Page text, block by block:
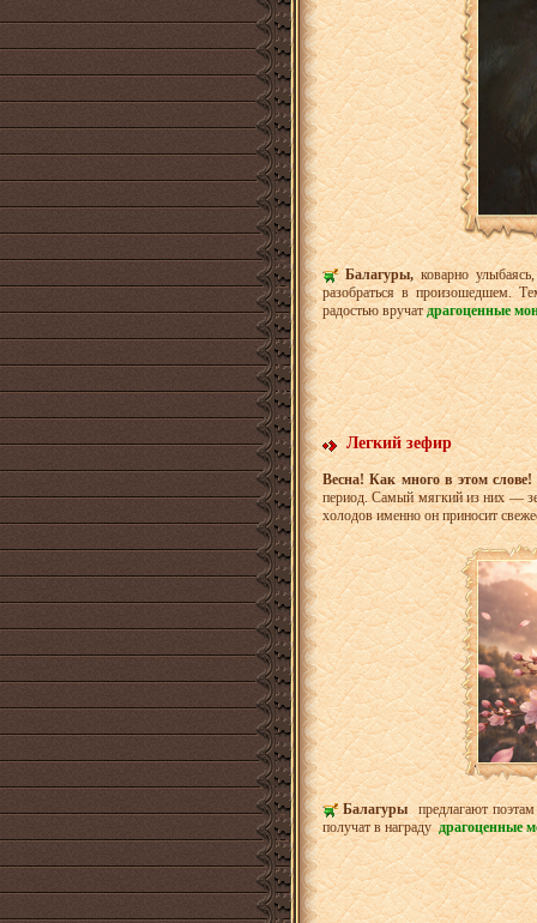
Балагуры,коварно
разобраться в произошедшем.
радостью вручатдрагоценные
Легкий зефир
Весна! Как много в этом слове!
период. Самый мягкий из них —
холодов именно он приносит
Балагурыпредлагают
получат в наградудрагоценные